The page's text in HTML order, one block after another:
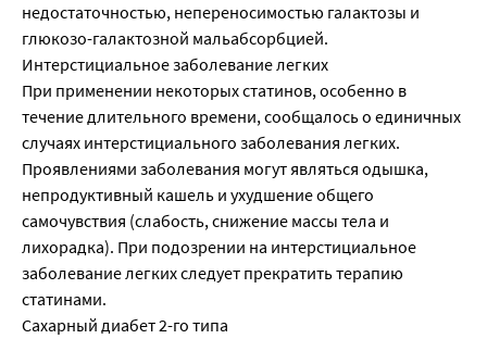
недостаточностью, непереносимостью галактозы и
глюкозо-галактозной мальабсорбцией.
Интерстициальное заболевание легких
При применении некоторых статинов, особенно в
течение длительного времени, сообщалось о единичных
случаях интерстициального заболевания легких.
Проявлениями заболевания могут являться одышка,
непродуктивный кашель и ухудшение общего
самочувствия (слабость, снижение массы тела и
лихорадка). При подозрении на интерстициальное
заболевание легких следует прекратить терапию
статинами.
Сахарный диабет 2-го типа